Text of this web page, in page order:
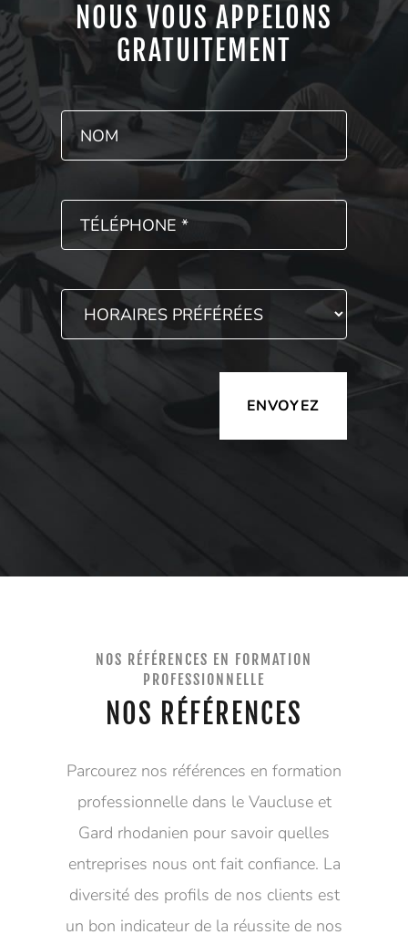
NOUS VOUS APPELONS
GRATUITEMENT
NOS RÉFÉRENCES EN FORMATION
PROFESSIONNELLE
NOS RÉFÉRENCES
Parcourez nos références en formation
professionnelle dans le Vaucluse et
Gard rhodanien pour savoir quelles
entreprises nous ont fait confiance. La
diversité des profils de nos clients est
un bon indicateur de la réussite de nos